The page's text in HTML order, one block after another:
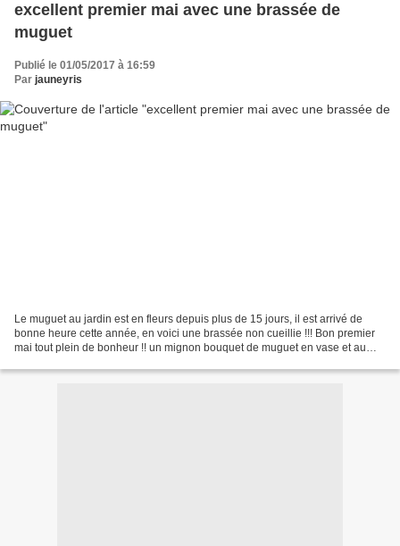
excellent premier mai avec une brassée de
muguet
Publié le 01/05/2017 à 16:59
Par jauneyris
Le muguet au jardin est en fleurs depuis plus de 15 jours, il est arrivé de
bonne heure cette année, en voici une brassée non cueillie !!! Bon premier
mai tout plein de bonheur !! un mignon bouquet de muguet en vase et au